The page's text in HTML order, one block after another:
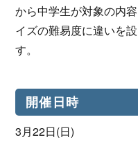
から中学生が対象の内
イズの難易度に違いを
す。
開催日時
3月22日(日)